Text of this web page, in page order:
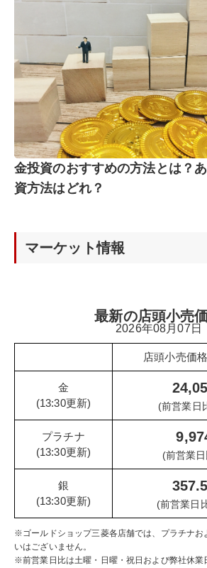
金投資のおすすめの方法とは？
資方法はどれ？
マーケット情報
最新の店頭小売
2026年08月07日
店頭小売価
金
(13:30更新)
(前営業日
プラチナ
(13:30更新)
(前営業
銀
(13:30更新)
(前営業日
※ゴールドショップ三菱各店舗では、プラチナお
いはございません。
※前営業日比は土曜・日曜・祝日および弊社休業